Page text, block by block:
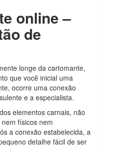
online –
de
longe da cartomante,
que você inicial uma
ocorre uma conexão
e a especialista.
elementos carnais, não
físicos nem
a conexão estabelecida, a
detalhe fácil de ser